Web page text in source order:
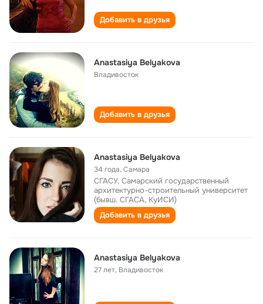
Добавить в друзья
Anastasiya Belyakova
Владивосток
Добавить в друзья
Anastasiya Belyakova
34 года,Самара
СГАСУ, Самарский государственный
архитектурно-строительный университет
(бывш. СГАСА, КуИСИ)
Добавить в друзья
Anastasiya Belyakova
27 лет, Владивосток